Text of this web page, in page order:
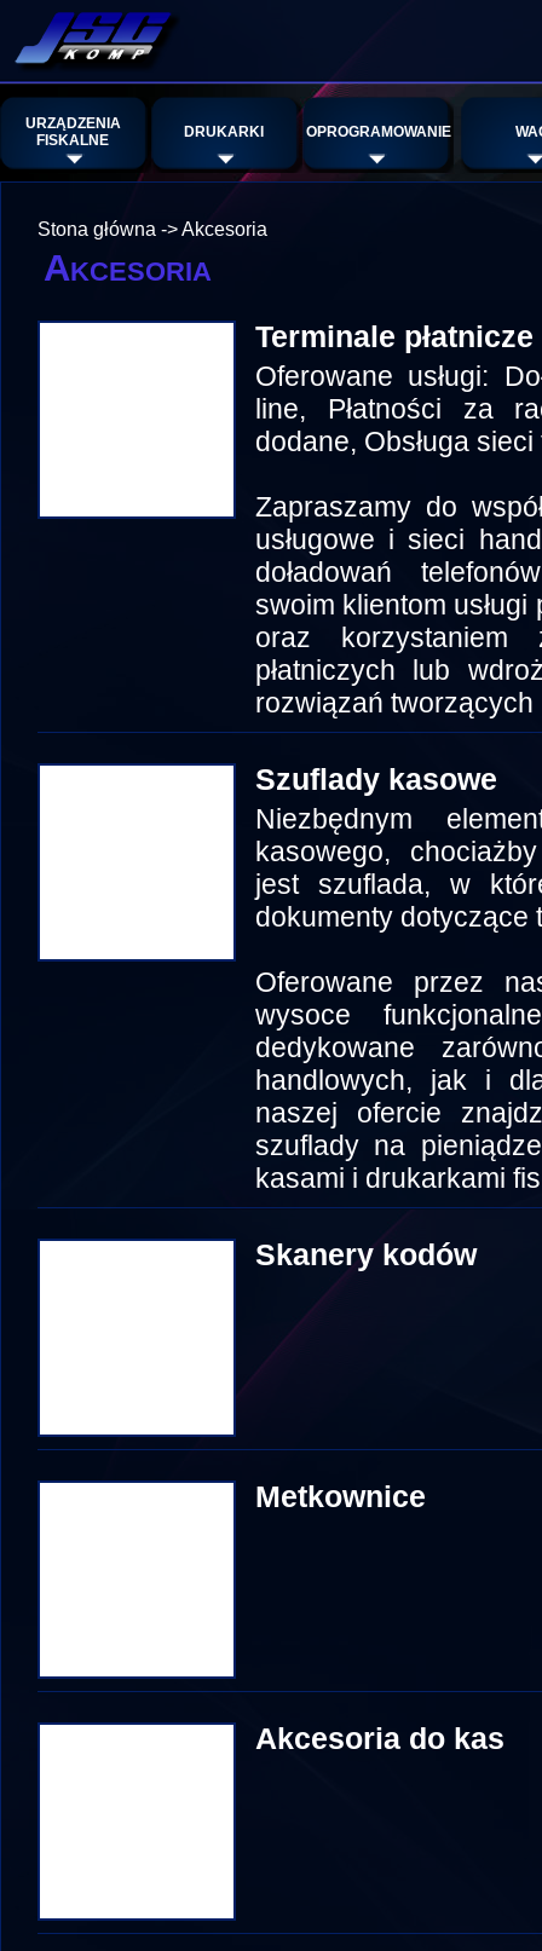
URZĄDZENIA
FISKALNE
DRUKARKI OPROGRAMOWANIE
Stona główna ->Akcesoria
Akcesoria
Terminale płatnicze
Oferowane usługi:
line, Płatności za
dodane, Obsługa
Zapraszamy do
usługowe i sieci
doładowań
swoim klientom
oraz
płatniczych lub
rozwiązań
Szuflady kasowe
Niezbędnym
kasowego,
jest szuflada, w
dokumenty dotyczące
Oferowane przez
wysoce
dedykowane
handlowych, jak i
naszej ofercie
szuflady na
kasami i drukarkami
Skanery kodów
Metkownice
Akcesoria do kas